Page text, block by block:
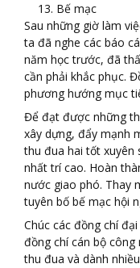
Bế mạc
Sau những giờ làm
ta đã nghe các báo
năm học trước, đã
cần phải khắc phục.
phương hướng mục
Để đạt được những
xây dựng, đẩy mạnh
thu đua hai tốt xuyên
nhất trí cao. Hoàn
nước giao phó. Thay
tuyên bố bế mạc hội
Chúc các đồng chí
đồng chí cán bộ
thu đua và dành